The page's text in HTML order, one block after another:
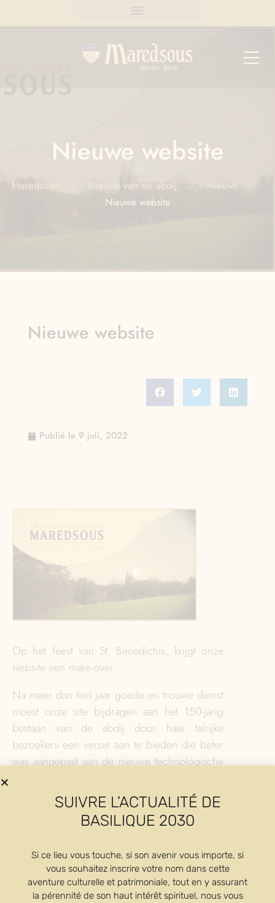
Nieuwe website
Maredsous Nieuws van de abdij
Nieuws
Nieuwe website
Nieuwe website
Publié le 9 juli, 2022
Op het feest van St. Benedictus, krijgt onze
website een make-over.
Na meer dan tien jaar goede en trouwe dienst
moest onze site bijdragen aan het 150-jarig
bestaan van de abdij door haar talrijke
bezoekers een versie aan te bieden die beter
was aangepast aan de nieuwe technologische
Hoewel de meeste feitelijke informatie van de
vorige site behouden is gebleven, heeft deze
harmonie met de andere sectoren van de
het Onthaalcentrum Saint-Josephen
het Collège Saint-Benoît.
SUIVRE L’ACTUALITÉ DE
BASILIQUE 2030
Si ce lieu vous touche, si son avenir vous importe, si
vous souhaitez inscrire votre nom dans cette
aventure culturelle et patrimoniale, tout en y assurant
la pérennité de son haut intérêt spirituel, nous vous